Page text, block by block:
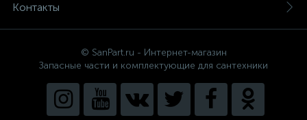
Контакты
© SanPart.ru - Интернет-магазин
Запасные части и комплектующие для сантехники